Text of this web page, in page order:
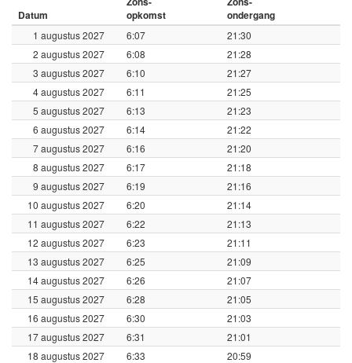
Datum
opkomst
ondergang
1 augustus 2027 6:07
21:30
2 augustus 2027
6:08
21:28
3 augustus 2027
6:10
21:27
4 augustus 2027
6:11
21:25
5 augustus 2027
6:13
21:23
6 augustus 2027
6:14
21:22
7 augustus 2027
6:16
21:20
8 augustus 2027
6:17
21:18
9 augustus 2027
6:19
21:16
10 augustus 2027
6:20
21:14
11 augustus 2027
6:22
21:13
12 augustus 2027
6:23
21:11
13 augustus 2027
6:25
21:09
14 augustus 2027
6:26
21:07
15 augustus 2027
6:28
21:05
16 augustus 2027
6:30
21:03
17 augustus 2027
6:31
21:01
18 augustus 2027
6:33
20:59